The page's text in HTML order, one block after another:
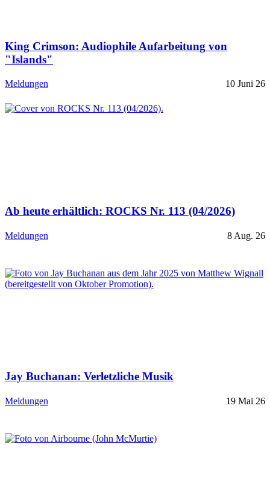
King Crimson: Audiophile Aufarbeitung von
"Islands"
Meldungen 10 Juni 26
Ab heute erhältlich: ROCKS Nr. 113 (04/2026)
Meldungen 8 Aug. 26
Jay Buchanan: Verletzliche Musik
Meldungen 19 Mai 26